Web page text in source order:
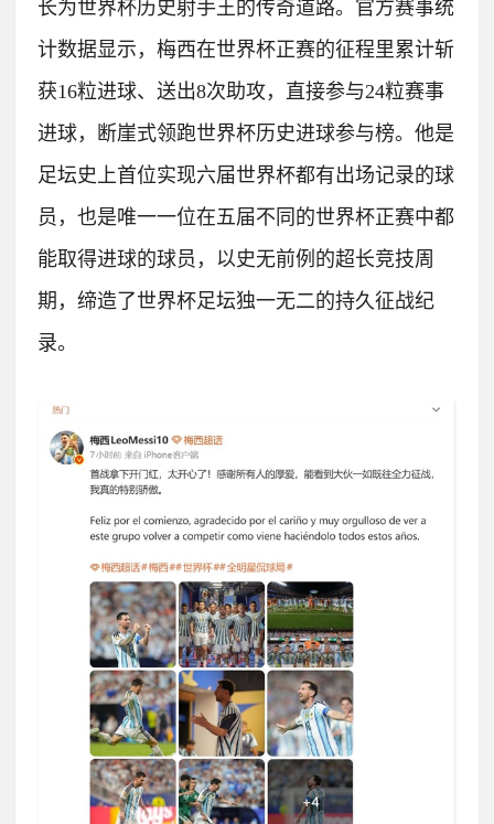
长为世界杯历史射手王的传奇道路。 官方赛事统
计数据显示，梅西在世界杯正赛的征程里累计斩
获16粒进球、送出8次助攻，直接参与24粒赛事
进球，断崖式领跑世界杯历史进球参与榜。 他是
足坛史上首位实现六届世界杯都有出场记录的球
员，也是唯一一位在五届不同的世界杯正赛中都
能取得进球的球员，以史无前例的超长竞技周
期，缔造了世界杯足坛独一无二的持久征战纪
录。